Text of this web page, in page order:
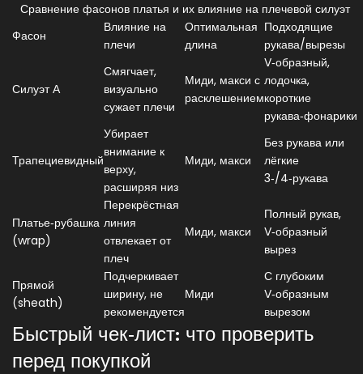
Сравнение фасонов платья и их влияние на плечевой силуэт
Фасон
Влияние на
плечи
Оптимальная
длина
Подходящие
рукава/вырезы
Силуэт А
Смягчает,
визуально
сужает плечи
Миди, макси с
расклешением
V‑образный,
лодочка,
короткие
рукава‑фонарики
Трапециевидный
Убирает
внимание к
верху,
расширяя низ
Миди, макси
Без рукава или
лёгкие
3‑/4‑рукава
Платье‑рубашка
(wrap)
Перекрёстная
линия
отвлекает от
плеч
Миди, макси
Полный рукав,
V‑образный
вырез
Прямой
(sheath)
Подчеркивает
ширину, не
рекомендуется
Миди
С глубоким
V‑образным
вырезом
Быстрый чек‑лист: что проверить
перед покупкой